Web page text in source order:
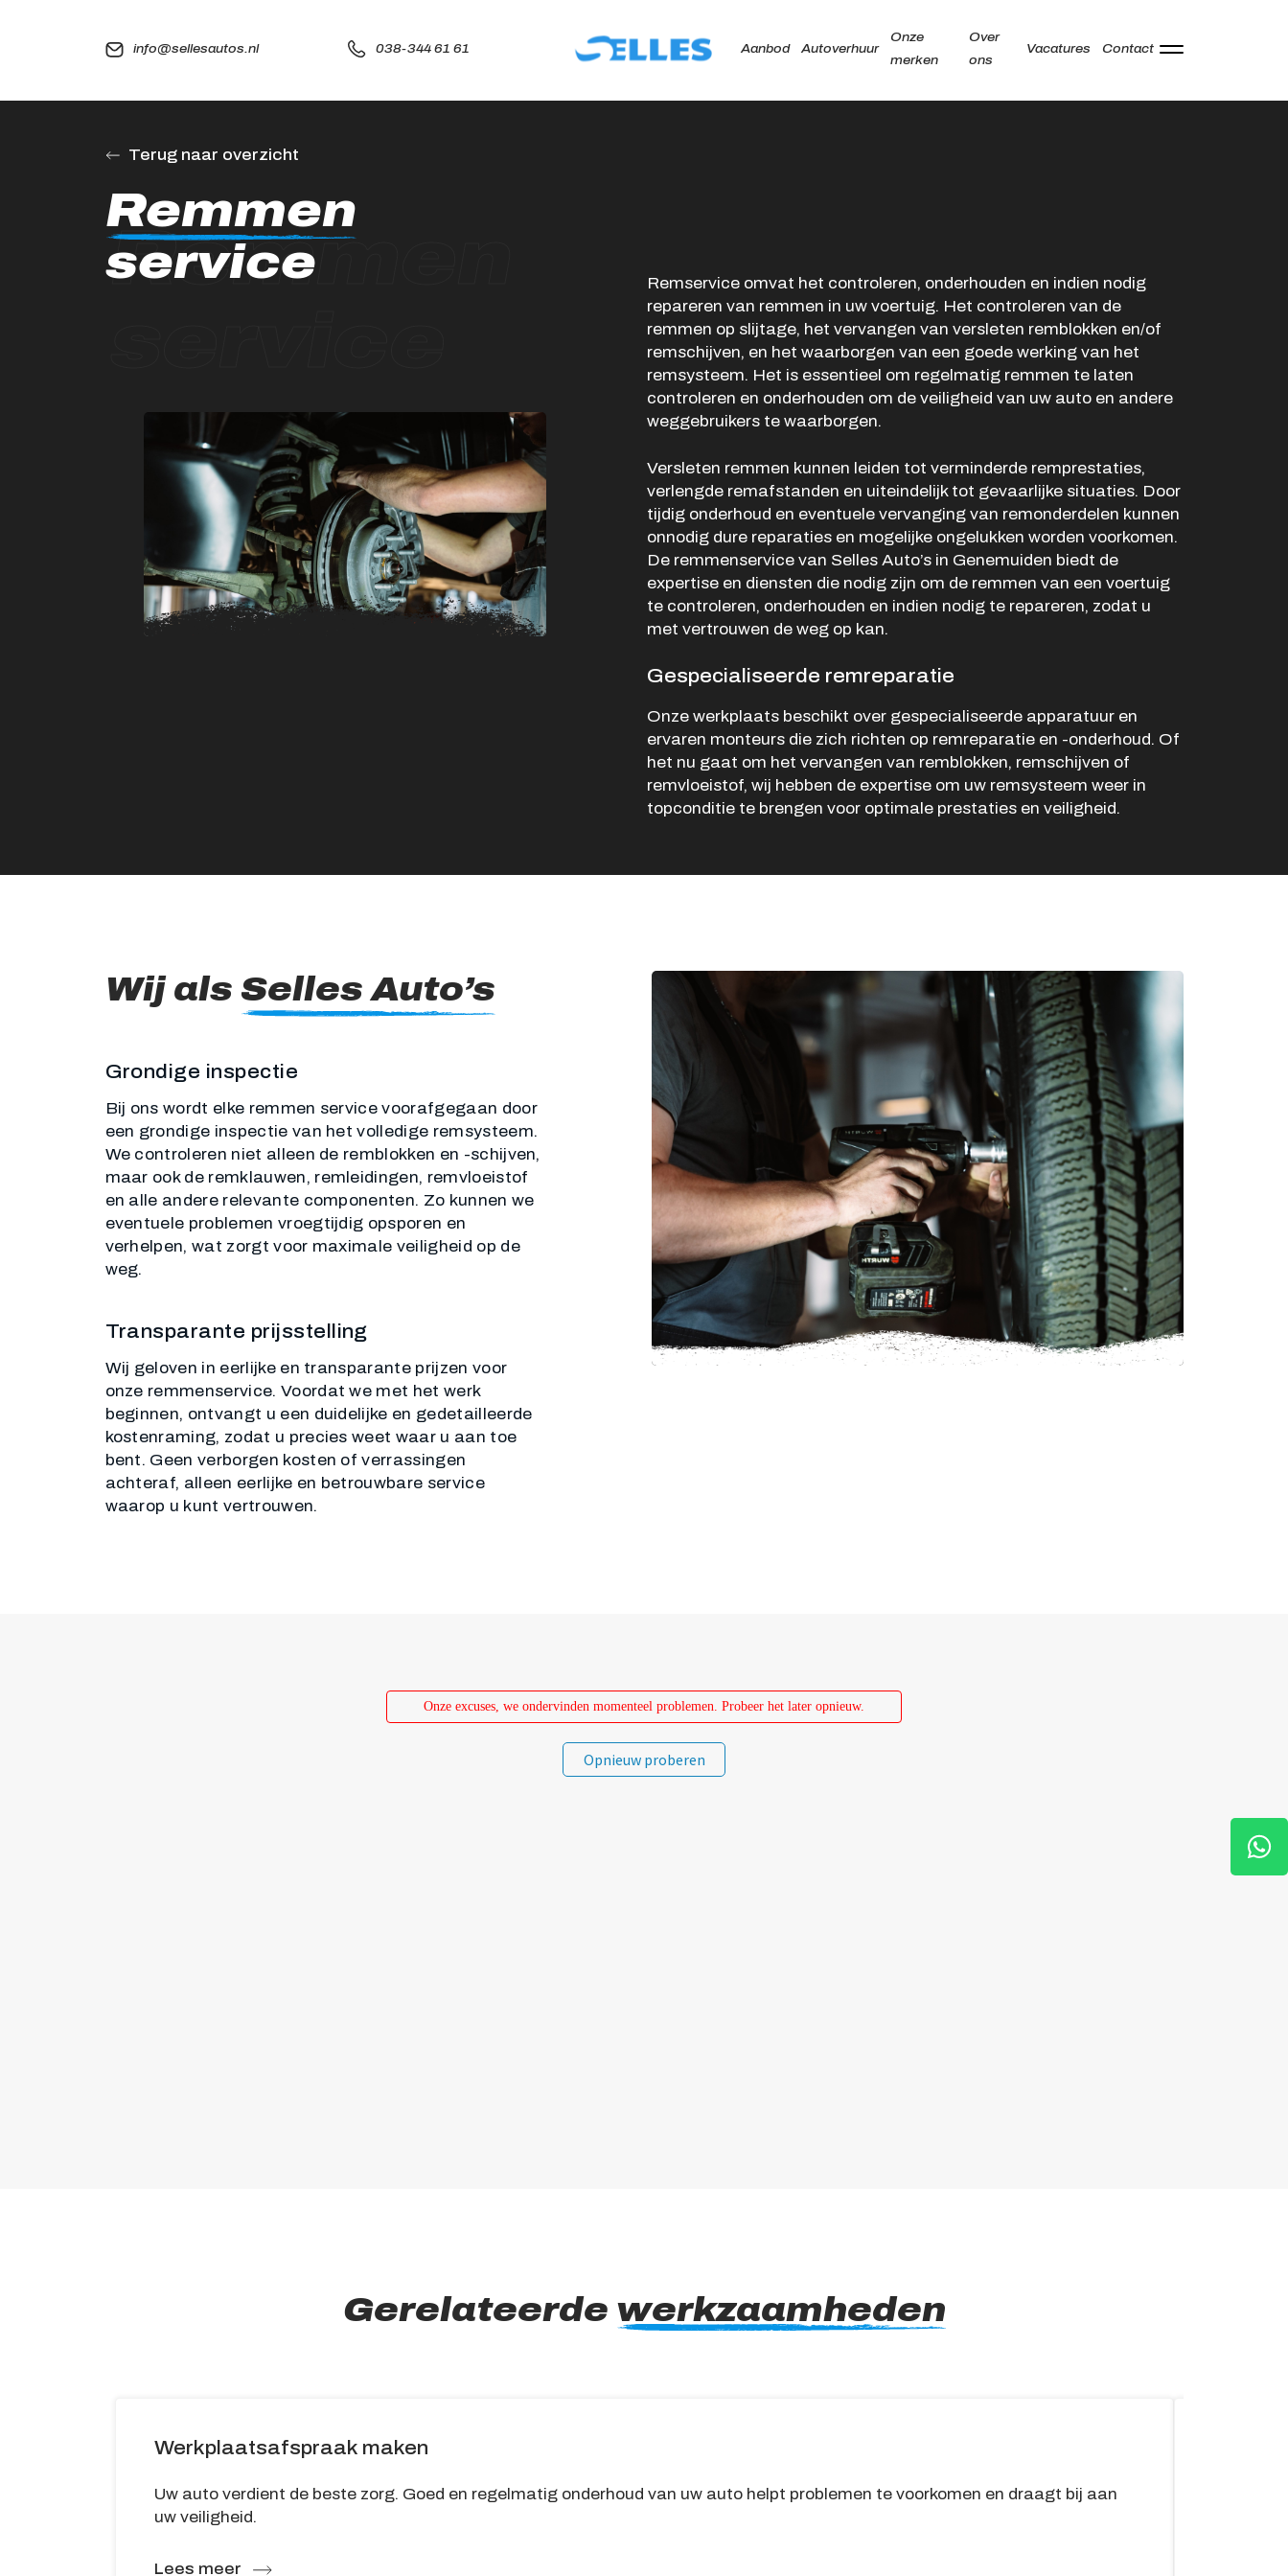
info@sellesautos.nl 038-344 61 61 Aanbod Autoverhuur
Onze
merken
Over
ons
Vacatures Contact
Onze merken
Diensten
Werkplaats
Over ons
Vacatures
Contact
Openingstijden showroom
Ma -
Vr
9:00 - 18:00
Za
9:00 - 17:00
Zo
Gesloten
Ma -
Vr
8:00 - 12:15 en
13:15 - 17:00
Za
Gesloten
Zo
Gesloten
Terug naar overzicht
Remmen
service
Remmen
Remservice omvat het controleren, onderhouden en indien nodig
repareren van remmen in uw voertuig. Het controleren van de
remmen op slijtage, het vervangen van versleten remblokken en/of
remschijven, en het waarborgen van een goede werking van het
remsysteem. Het is essentieel om regelmatig remmen te laten
controleren en onderhouden om de veiligheid van uw auto en andere
weggebruikers te waarborgen.
Versleten remmen kunnen leiden tot verminderde remprestaties,
verlengde remafstanden en uiteindelijk tot gevaarlijke situaties. Door
tijdig onderhoud en eventuele vervanging van remonderdelen kunnen
onnodig dure reparaties en mogelijke ongelukken worden voorkomen.
De remmenservice van Selles Auto’s in Genemuiden biedt de
expertise en diensten die nodig zijn om de remmen van een voertuig
te controleren, onderhouden en indien nodig te repareren, zodat u
met vertrouwen de weg op kan.
Gespecialiseerde remreparatie
Onze werkplaats beschikt over gespecialiseerde apparatuur en
ervaren monteurs die zich richten op remreparatie en -onderhoud. Of
het nu gaat om het vervangen van remblokken, remschijven of
remvloeistof, wij hebben de expertise om uw remsysteem weer in
topconditie te brengen voor optimale prestaties en veiligheid.
Wij als Selles Auto’s
Grondige inspectie
Bij ons wordt elke remmen service voorafgegaan door
een grondige inspectie van het volledige remsysteem.
We controleren niet alleen de remblokken en -schijven,
maar ook de remklauwen, remleidingen, remvloeistof
en alle andere relevante componenten. Zo kunnen we
eventuele problemen vroegtijdig opsporen en
verhelpen, wat zorgt voor maximale veiligheid op de
weg.
Transparante prijsstelling
Wij geloven in eerlijke en transparante prijzen voor
onze remmenservice. Voordat we met het werk
beginnen, ontvangt u een duidelijke en gedetailleerde
kostenraming, zodat u precies weet waar u aan toe
bent. Geen verborgen kosten of verrassingen
achteraf, alleen eerlijke en betrouwbare service
waarop u kunt vertrouwen.
Gerelateerde werkzaamheden
Werkplaatsafspraak maken
Uw auto verdient de beste zorg. Goed en regelmatig onderhoud van uw auto helpt problemen te voorkomen en draagt bij aan
uw veiligheid.
Lees meer